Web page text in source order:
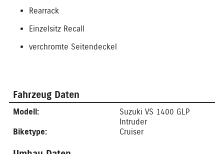
Rearrack
Einzelsitz Recall
verchromte Seitendeckel
Fahrzeug Daten
Modell:
Suzuki VS 1400 GLP
Intruder
Biketype:
Cruiser